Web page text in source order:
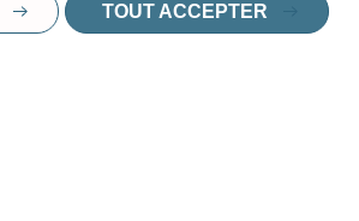
TOUT ACCEPTER